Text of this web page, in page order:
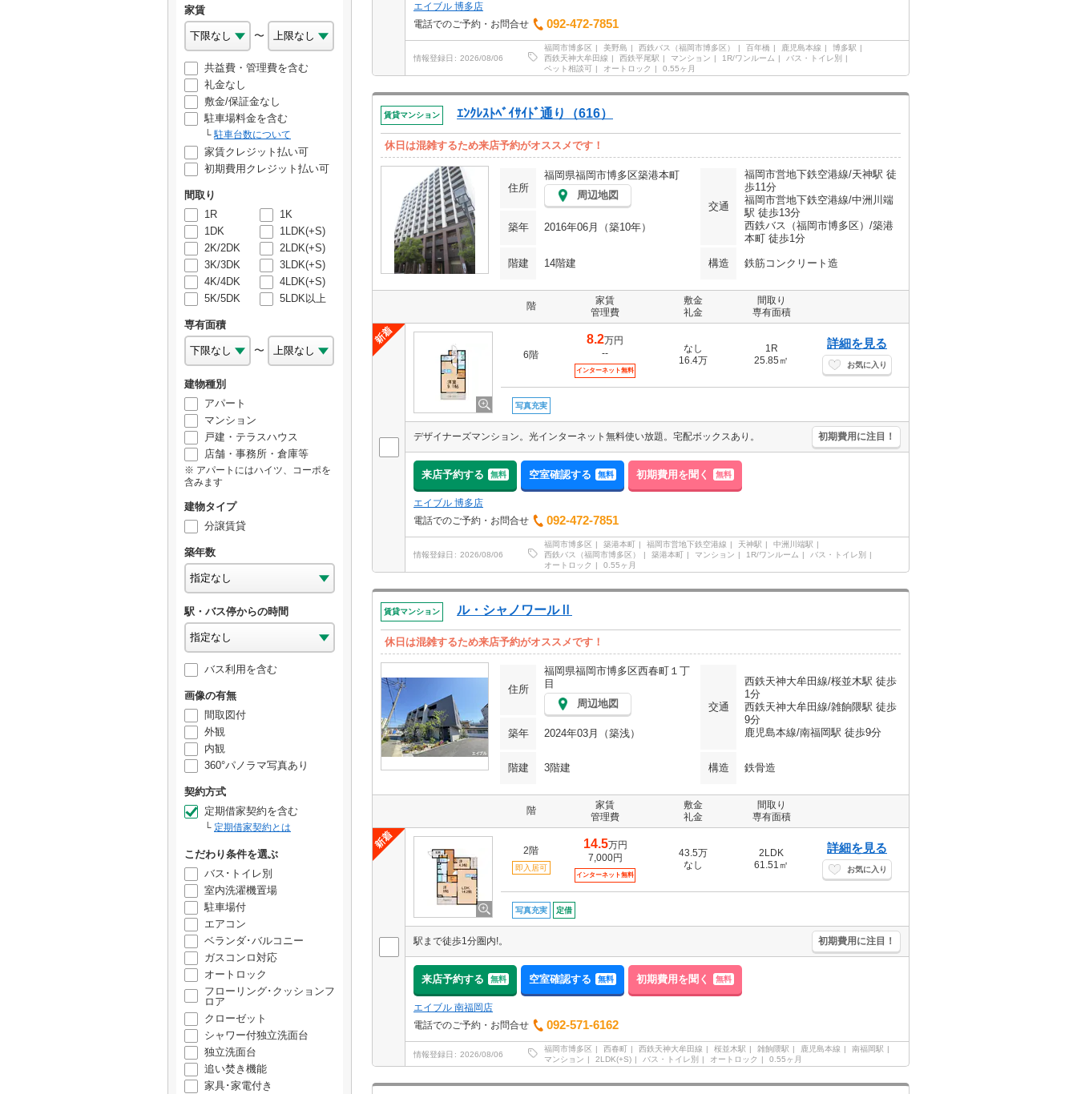
家賃
〜
共益費・管理費を含む
礼金なし
敷金/保証金なし
駐車場料金を含む
駐車台数について
家賃クレジット払い可
初期費用クレジット払い可
間取り
1R
1K
1DK
1LDK(+S)
2K/2DK
2LDK(+S)
3K/3DK
3LDK(+S)
4K/4DK
4LDK(+S)
5K/5DK
5LDK以上
専有面積
〜
建物種別
アパート
マンション
戸建・テラスハウス
店舗・事務所・倉庫等
アパートにはハイツ、コーポを
含みます
建物タイプ
分譲賃貸
築年数
駅・バス停からの時間
バス利用を含む
画像の有無
間取図付
外観
内観
360°パノラマ写真あり
契約方式
定期借家契約を含む
定期借家契約とは
こだわり条件を選ぶ
バス･トイレ別
室内洗濯機置場
駐車場付
エアコン
ベランダ･バルコニー
ガスコンロ対応
オートロック
フローリング･クッションフ
ロア
クローゼット
シャワー付独立洗面台
独立洗面台
追い焚き機能
家具･家電付き
エイブル 博多店
電話でのご予約・お問合せ
092-472-7851
情報登録日 2026/08/06
福岡市博多区 美野島 西鉄バス（福岡市博多区） 百年橋 鹿児島本線
博多駅
西鉄天神大牟田線
西鉄平尾駅 マンション 1R/ワンルーム
バス・トイレ別
ペット相談可
オートロック 0.55ヶ月
賃貸マンション ｴﾝｸﾚｽﾄﾍﾞｲｻｲﾄﾞ通り（616）
休日は混雑するため来店予約がオススメです！
住所
福岡県福岡市博多区築港本町
周辺地図
交通
福岡市営地下鉄空港線/天神駅 徒
歩11分
福岡市営地下鉄空港線/中洲川端
駅 徒歩13分
西鉄バス（福岡市博多区）/築港
本町 徒歩1分
築年 2016年06月（築10年）
階建 14階建 構造 鉄筋コンクリート造
階
家賃
管理費
敷金
礼金
間取り
専有面積
6階
8.2万円
--
インターネット無料
なし
16.4万
1R
25.85㎡
詳細を見る
お気に入り
写真充実
デザイナーズマンション。光インターネット無料使い放題。宅配ボックスあり。 初期費用に注目！
来店予約する 無料 空室確認する 無料 初期費用を聞く 無料
エイブル 博多店
電話でのご予約・お問合せ
092-472-7851
情報登録日 2026/08/06
福岡市博多区 築港本町 福岡市営地下鉄空港線 天神駅
中洲川端駅
西鉄バス（福岡市博多区）
築港本町 マンション 1R/ワンルーム
バス・トイレ別
オートロック
0.55ヶ月
賃貸マンション ル・シャノワールⅡ
休日は混雑するため来店予約がオススメです！
住所
福岡県福岡市博多区西春町１丁
目
周辺地図
交通
西鉄天神大牟田線/桜並木駅 徒歩
1分
西鉄天神大牟田線/雑餉隈駅 徒歩
9分
鹿児島本線/南福岡駅 徒歩9分
築年 2024年03月（築浅）
階建 3階建 構造 鉄骨造
階
家賃
管理費
敷金
礼金
間取り
専有面積
2階
即入居可
14.5万円
7,000円
インターネット無料
43.5万
なし
2LDK
61.51㎡
詳細を見る
お気に入り
写真充実 定借
駅まで徒歩1分圏内!。 初期費用に注目！
来店予約する 無料 空室確認する 無料 初期費用を聞く 無料
エイブル 南福岡店
電話でのご予約・お問合せ
092-571-6162
情報登録日 2026/08/06
福岡市博多区 西春町 西鉄天神大牟田線 桜並木駅 雑餉隈駅 鹿児島本線
南福岡駅
マンション
2LDK(+S) バス・トイレ別 オートロック 0.55ヶ月